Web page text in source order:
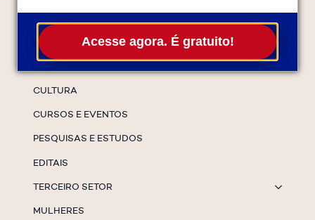
Acesse agora. É gratuito!
Temas
CULTURA
CURSOS E EVENTOS
PESQUISAS E ESTUDOS
EDITAIS
TERCEIRO SETOR
MULHERES